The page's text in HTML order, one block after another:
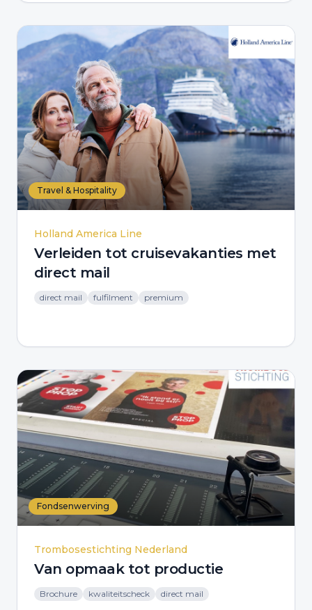
Travel & Hospitality
Holland America Line
Verleiden tot cruisevakanties met
direct mail
direct mail fulfilment premium
Fondsenwerving
Trombosestichting Nederland
Van opmaak tot productie
Brochure kwaliteitscheck direct mail